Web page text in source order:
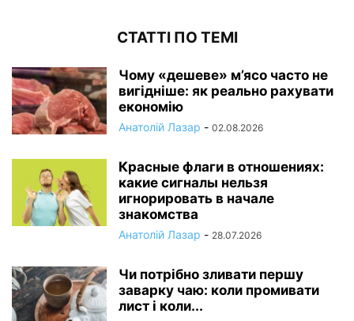
СТАТТІ ПО ТЕМІ
Чому «дешеве» м’ясо часто не
вигідніше: як реально рахувати
економію
Анатолій Лазар - 02.08.2026
Красные флаги в отношениях:
какие сигналы нельзя
игнорировать в начале
знакомства
Анатолій Лазар - 28.07.2026
Чи потрібно зливати першу
заварку чаю: коли промивати
лист і коли...